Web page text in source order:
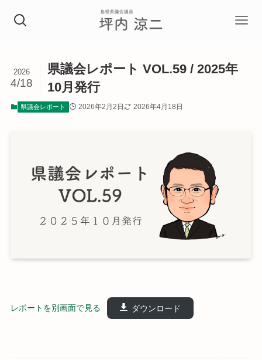
県議会レポート VOL.59 / 2025年
10月発行
2026
4/18
県議会レポート 2026年2月2日 2026年4月18日
レポートを別画面で見る ダウンロード